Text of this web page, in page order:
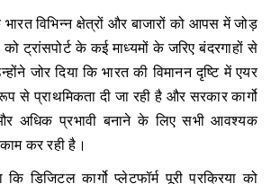
भारत विभिन्न क्षेत्रों और बाजारों को आपस में जोड़
को ट्रांसपोर्ट के कई माध्यमों के जरिए बंदरगाहों से
जोर दिया कि भारत की विमानन दृष्टि में एयर
से प्राथमिकता दी जा रही है और सरकार कार्गो
अधिक प्रभावी बनाने के लिए सभी आवश्यक
कर रही है।
डिजिटल कार्गो प्लेटफॉर्म पूरी प्रक्रिया को